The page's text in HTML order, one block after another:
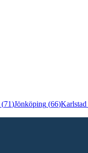
(71)Jönköping (66)Karlstad